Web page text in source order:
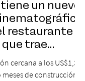
un nuevo
restaurante
trae
a Chile
cercana a los US$1,3
de construcción,